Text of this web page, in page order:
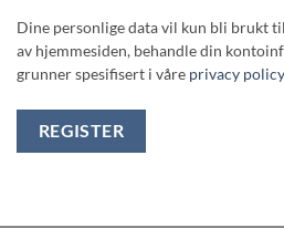
Dine personlige data vil kun bli brukt
av hjemmesiden, behandle din
grunner spesifisert i våre privacy policy
REGISTER